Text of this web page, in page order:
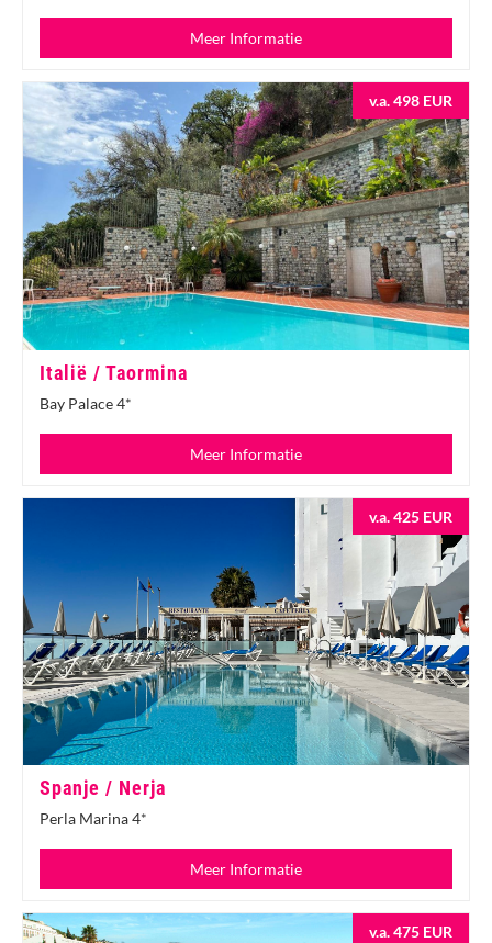
Meer Informatie
v.a. 498 EUR
Italië / Taormina
Bay Palace 4*
Meer Informatie
v.a. 425 EUR
Spanje / Nerja
Perla Marina 4*
Meer Informatie
v.a. 475 EUR